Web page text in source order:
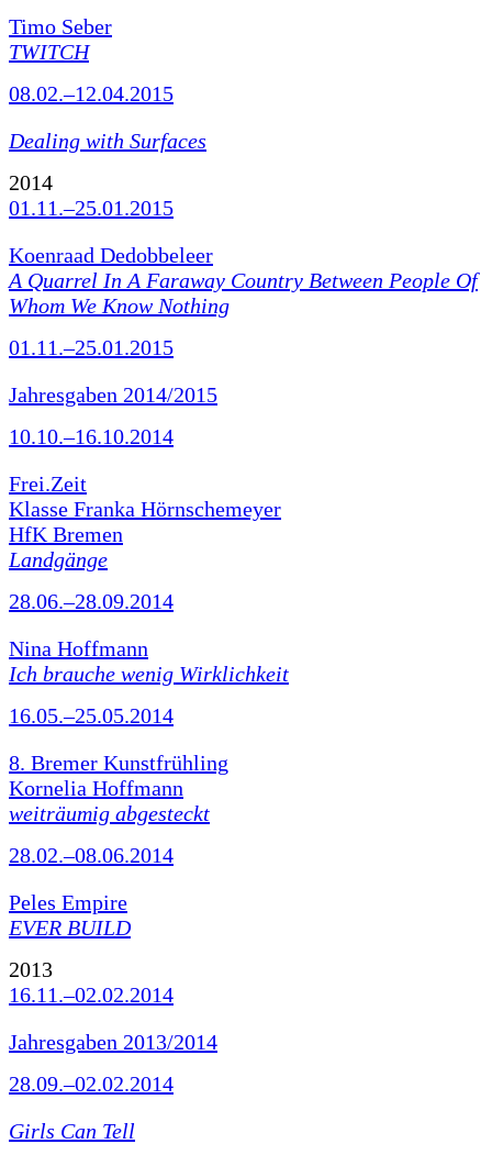
Timo Seber
TWITCH
08.02.–12.04.2015
Dealing with Surfaces
2014
01.11.–25.01.2015
Koenraad Dedobbeleer
A Quarrel In A Faraway Country Between People Of
Whom We Know Nothing
01.11.–25.01.2015
Jahresgaben 2014/2015
10.10.–16.10.2014
Frei.Zeit
Klasse Franka Hörnschemeyer
HfK Bremen
Landgänge
28.06.–28.09.2014
Nina Hoffmann
Ich brauche wenig Wirklichkeit
16.05.–25.05.2014
8. Bremer Kunstfrühling
Kornelia Hoffmann
weiträumig abgesteckt
28.02.–08.06.2014
Peles Empire
EVER BUILD
2013
16.11.–02.02.2014
Jahresgaben 2013/2014
28.09.–02.02.2014
Girls Can Tell